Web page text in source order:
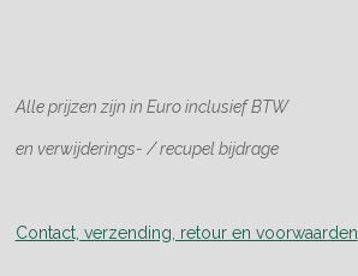
Alle prijzen zijn in Euroinclusief BTW
en verwijderings- / recupel bijdrage
Contact, verzending, retour en voorwaarden